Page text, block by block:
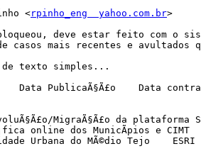
<rpinho_eng  yahoo.com.br>
deve estar feito com o
casos mais recentes e avultados
de texto simples...
Data PublicaÃ§Ã£o    Data
MigraÃ§Ã£o da
online dos MunicÃ­pios e
Urbana do MÃ©dio Tejo